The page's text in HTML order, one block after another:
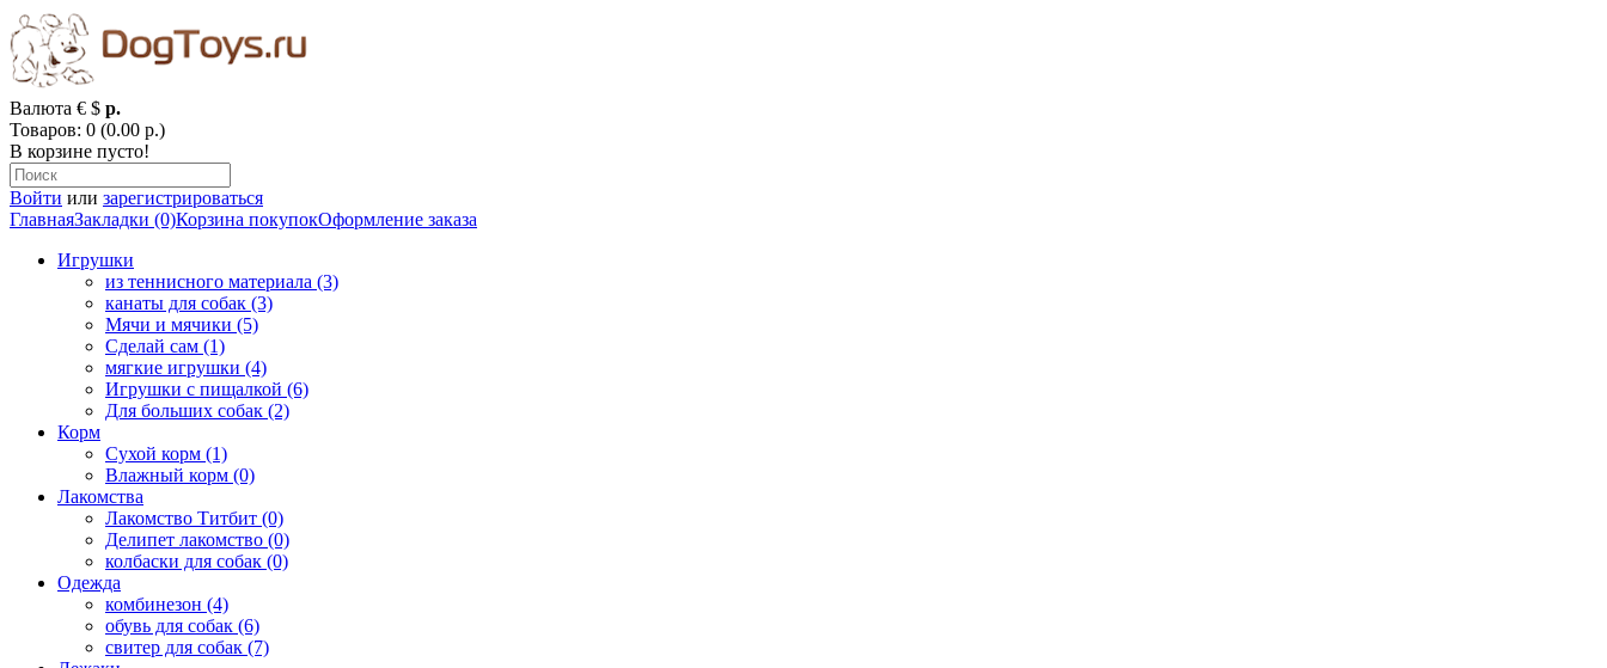
Валюта € $ р.
Товаров: 0 (0.00 р.)
В корзине пусто!
Войти или зарегистрироваться
ГлавнаяЗакладки (0)Корзина покупокОформление заказа
Игрушки
из теннисного материала (3)
канаты для собак (3)
Мячи и мячики (5)
Сделай сам (1)
мягкие игрушки (4)
Игрушки с пищалкой (6)
Для больших собак (2)
Корм
Сухой корм (1)
Влажный корм (0)
Лакомства
Лакомство Титбит (0)
Делипет лакомство (0)
колбаски для собак (0)
Одежда
комбинезон (4)
обувь для собак (6)
свитер для собак (7)